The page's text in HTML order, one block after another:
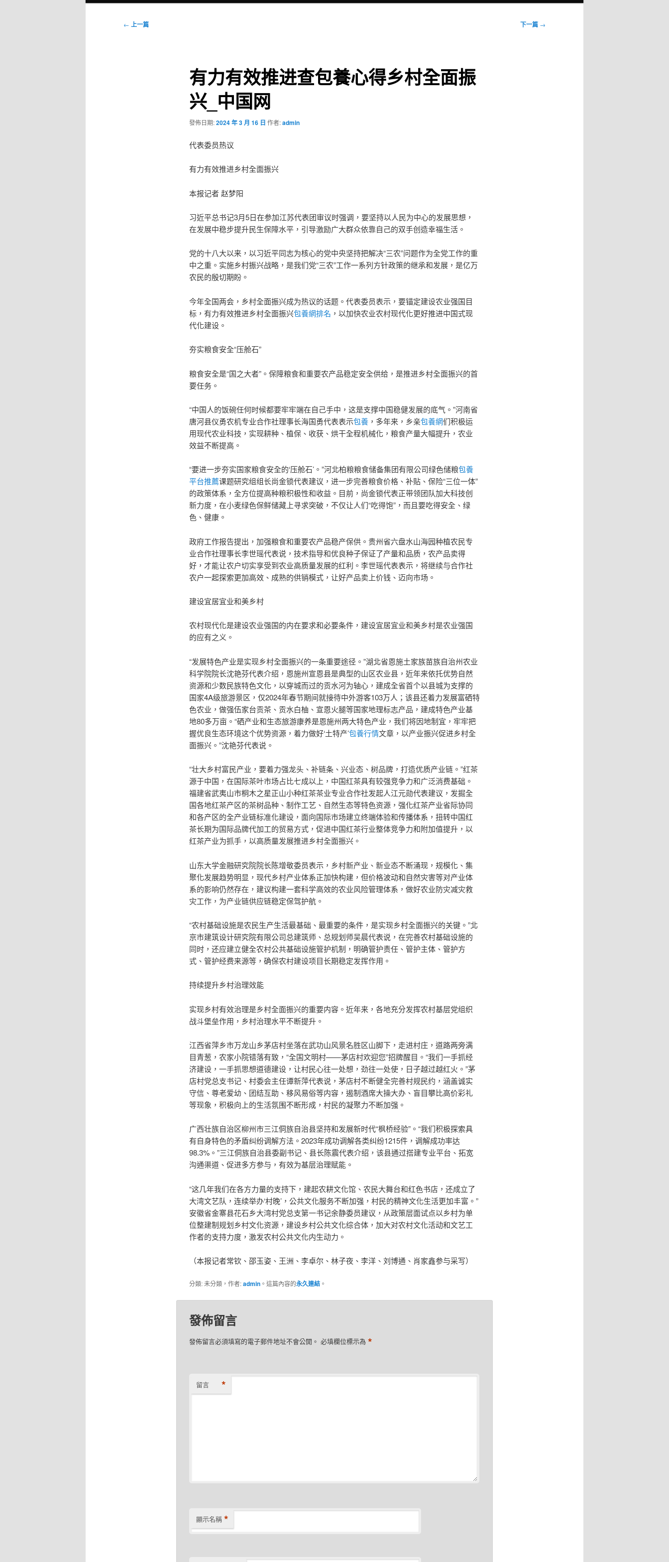
文
← 上一篇 下一篇 →
有力有效推进查包養心得乡村全面振
兴_中国网
發佈日期:2024 年 3 月 16 日 作者:admin
代表委员热议
有力有效推进乡村全面振兴
本报记者 赵梦阳
习近平总书记3月5日在参加江苏代表团审议时强调，要坚持以人民为中心的发展思想，
在发展中稳步提升民生保障水平，引导激励广大群众依靠自己的双手创造幸福生活。
党的十八大以来，以习近平同志为核心的党中央坚持把解决“三农”问题作为全党工作的重
中之重。实施乡村振兴战略，是我们党“三农”工作一系列方针政策的继承和发展，是亿万
农民的殷切期盼。
今年全国两会，乡村全面振兴成为热议的话题。代表委员表示，要锚定建设农业强国目
标，有力有效推进乡村全面振兴包養網排名 ，以加快农业农村现代化更好推进中国式现
代化建设。
夯实粮食安全“压舱石”
粮食安全是“国之大者”。保障粮食和重要农产品稳定安全供给，是推进乡村全面振兴的首
要任务。
“中国人的饭碗任何时候都要牢牢端在自己手中，这是支撑中国稳健发展的底气。”河南省
唐河县仪勇农机专业合作社理事长海国勇代表表示包養，多年来，乡亲包養網们积极运
用现代农业科技，实现耕种、植保、收获、烘干全程机械化，粮食产量大幅提升，农业
效益不断提高。
“要进一步夯实国家粮食安全的‘压舱石’。”河北柏粮粮食储备集团有限公司绿色储粮包養
平台推薦课题研究组组长尚金锁代表建议，进一步完善粮食价格、补贴、保险“三位一体”
的政策体系，全方位提高种粮积极性和收益。目前，尚金锁代表正带领团队加大科技创
新力度，在小麦绿色保鲜储藏上寻求突破，不仅让人们“吃得饱”，而且要吃得安全、绿
色、健康。
政府工作报告提出，加强粮食和重要农产品稳产保供。贵州省六盘水山海园种植农民专
业合作社理事长李世瑶代表说，技术指导和优良种子保证了产量和品质，农产品卖得
好，才能让农户切实享受到农业高质量发展的红利。李世瑶代表表示，将继续与合作社
农户一起探索更加高效、成熟的供销模式，让好产品卖上价钱、迈向市场。
建设宜居宜业和美乡村
农村现代化是建设农业强国的内在要求和必要条件，建设宜居宜业和美乡村是农业强国
的应有之义。
“发展特色产业是实现乡村全面振兴的一条重要途径。”湖北省恩施土家族苗族自治州农业
科学院院长沈艳芬代表介绍，恩施州宣恩县是典型的山区农业县，近年来依托优势自然
资源和少数民族特色文化，以穿城而过的贡水河为轴心，建成全省首个以县城为支撑的
国家4A级旅游景区，仅2024年春节期间就接待中外游客103万人；该县还着力发展富硒特
色农业，做强伍家台贡茶、贡水白柚、宣恩火腿等国家地理标志产品，建成特色产业基
地80多万亩。“硒产业和生态旅游康养是恩施州两大特色产业，我们将因地制宜，牢牢把
握优良生态环境这个优势资源，着力做好‘土特产’包養行情文章，以产业振兴促进乡村全
面振兴。”沈艳芬代表说。
“壮大乡村富民产业，要着力强龙头、补链条、兴业态、树品牌，打造优质产业链。”红茶
源于中国，在国际茶叶市场占比七成以上，中国红茶具有较强竞争力和广泛消费基础。
福建省武夷山市桐木之星正山小种红茶茶业专业合作社发起人江元勋代表建议，发掘全
国各地红茶产区的茶树品种、制作工艺、自然生态等特色资源，强化红茶产业省际协同
和各产区的全产业链标准化建设，面向国际市场建立终端体验和传播体系，扭转中国红
茶长期为国际品牌代加工的贸易方式，促进中国红茶行业整体竞争力和附加值提升，以
红茶产业为抓手，以高质量发展推进乡村全面振兴。
山东大学金融研究院院长陈增敬委员表示，乡村新产业、新业态不断涌现，规模化、集
聚化发展趋势明显，现代乡村产业体系正加快构建，但价格波动和自然灾害等对产业体
系的影响仍然存在，建议构建一套科学高效的农业风险管理体系，做好农业防灾减灾救
灾工作，为产业链供应链稳定保驾护航。
“农村基础设施是农民生产生活最基础、最重要的条件，是实现乡村全面振兴的关键。”北
京市建筑设计研究院有限公司总建筑师、总规划师吴晨代表说，在完善农村基础设施的
同时，还应建立健全农村公共基础设施管护机制，明确管护责任、管护主体、管护方
式、管护经费来源等，确保农村建设项目长期稳定发挥作用。
持续提升乡村治理效能
实现乡村有效治理是乡村全面振兴的重要内容。近年来，各地充分发挥农村基层党组织
战斗堡垒作用，乡村治理水平不断提升。
江西省萍乡市万龙山乡茅店村坐落在武功山风景名胜区山脚下，走进村庄，道路两旁满
目青葱，农家小院错落有致，“全国文明村——茅店村欢迎您”招牌醒目。“我们一手抓经
济建设，一手抓思想道德建设，让村民心往一处想，劲往一处使，日子越过越红火。”茅
店村党总支书记、村委会主任谭新萍代表说，茅店村不断健全完善村规民约，涵盖诚实
守信、尊老爱幼、团结互助、移风易俗等内容，遏制酒席大操大办、盲目攀比高价彩礼
等现象，积极向上的生活氛围不断形成，村民的凝聚力不断加强。
广西壮族自治区柳州市三江侗族自治县坚持和发展新时代“枫桥经验”。“我们积极探索具
有自身特色的矛盾纠纷调解方法。2023年成功调解各类纠纷1215件，调解成功率达
98.3%。”三江侗族自治县委副书记、县长陈震代表介绍，该县通过搭建专业平台、拓宽
沟通渠道、促进多方参与，有效为基层治理赋能。
“这几年我们在各方力量的支持下，建起农耕文化馆、农民大舞台和红色书店，还成立了
大湾文艺队，连续举办‘村晚’，公共文化服务不断加强，村民的精神文化生活更加丰富。”
安徽省金寨县花石乡大湾村党总支第一书记余静委员建议，从政策层面试点以乡村为单
位整建制规划乡村文化资源，建设乡村公共文化综合体，加大对农村文化活动和文艺工
作者的支持力度，激发农村公共文化内生动力。
（本报记者常钦、邵玉姿、王洲、李卓尔、林子夜、李洋、刘博通、肖家鑫参与采写）
分類: 未分類，作者:admin。這篇內容的永久連結。
發佈留言
發佈留言必須填寫的電子郵件地址不會公開。 必填欄位標示為 *
留言 *
顯示名稱 *